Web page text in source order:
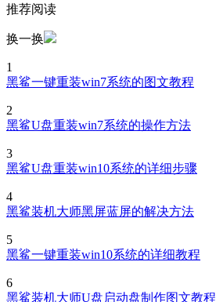
推荐阅读
换一换
1
黑鲨一键重装win7系统的图文教程
2
黑鲨U盘重装win7系统的操作方法
3
黑鲨U盘重装win10系统的详细步骤
4
黑鲨装机大师黑屏蓝屏的解决方法
5
黑鲨一键重装win10系统的详细教程
6
黑鲨装机大师U盘启动盘制作图文教程